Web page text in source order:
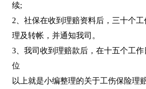
续;
2、社保在收到理赔资料后，三十个
理及转帐，并通知我司。
3、我司收到理赔款后，在十五个工
位
以上就是小编整理的关于工伤保险理